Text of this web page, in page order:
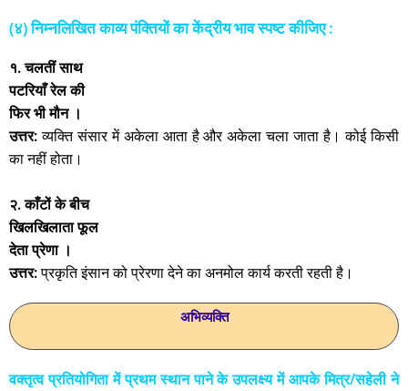
(४) निम्‍नलिखित काव्य पंक्‍तियों का केंद्रीय भाव स्‍पष्‍ट कीजिए :
१. चलतीं साथ
पटरियाँ रेल की
फिर भी मौन ।
उत्तर:व्यक्ति संसार में अकेला आता है और अकेला चला जाता है। कोई किसी
का नहीं होता।
२. काँटों के बीच
खिलखिलाता फूल
देता प्रेणा ।
उत्तर:प्रकृति इंसान को प्रेरणा देने का अनमोल कार्य करती रहती है।
अभिव्यक्ति
वक्‍तृत्‍व प्रतियोगिता में प्रथम स्‍थान पाने के उपलक्ष्य में आपके मित्र/सहेली ने